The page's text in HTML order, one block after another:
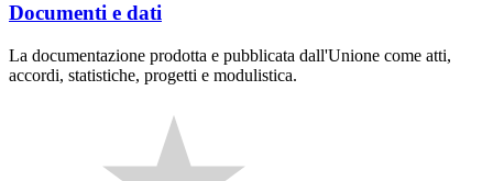
Documenti e dati
La documentazione prodotta e pubblicata dall'Unione come atti,
accordi, statistiche, progetti e modulistica.